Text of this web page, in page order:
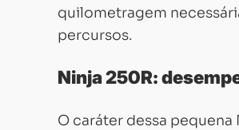
quilometragem
percursos.
Ninja 250R:
O caráter dessa